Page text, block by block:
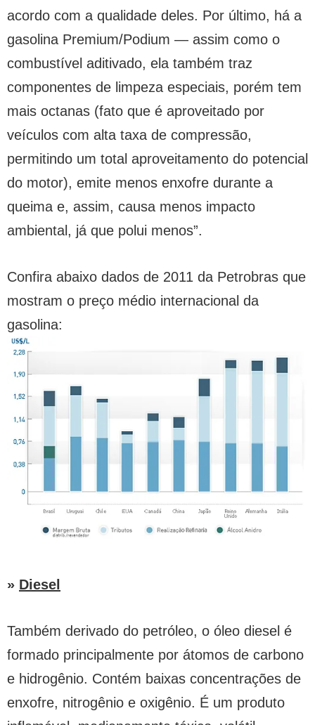
acordo com a qualidade deles. Por último, há a
gasolina Premium/Podium — assim como o
combustível aditivado, ela também traz
componentes de limpeza especiais, porém tem
mais octanas (fato que é aproveitado por
veículos com alta taxa de compressão,
permitindo um total aproveitamento do potencial
do motor), emite menos enxofre durante a
queima e, assim, causa menos impacto
ambiental, já que polui menos”.
Confira abaixo dados de 2011 da Petrobras que
mostram o preço médio internacional da
gasolina:
» Diesel
Também derivado do petróleo, o óleo diesel é
formado principalmente por átomos de carbono
e hidrogênio. Contém baixas concentrações de
enxofre, nitrogênio e oxigênio. É um produto